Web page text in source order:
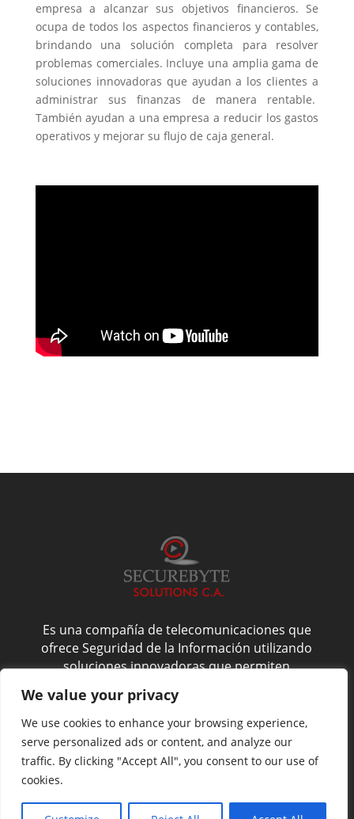
We value your privacy
We use cookies to enhance your browsing experience,
serve personalized ads or content, and analyze our
traffic. By clicking "Accept All", you consent to our use of
cookies.
empresa a alcanzar sus objetivos financieros. Se
ocupa de todos los aspectos financieros y contables,
brindando una solución completa para resolver
problemas comerciales. Incluye una amplia gama de
soluciones innovadoras que ayudan a los clientes a
administrar sus finanzas de manera rentable.
También ayudan a una empresa a reducir los gastos
operativos y mejorar su flujo de caja general.
Es una compañía de telecomunicaciones que
ofrece Seguridad de la Información utilizando
soluciones innovadoras que permiten
que nos enfocamos en la confidencialidad,
integridad y disponibilidad del activo más
valioso de su compañía: La Información.